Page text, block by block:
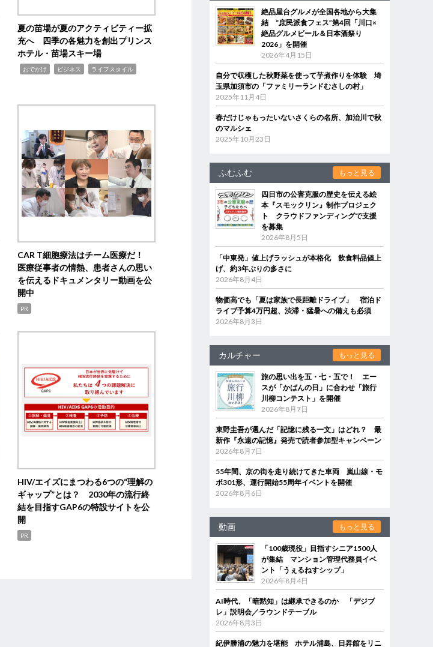
夏の苗場が夏のアクティビティー拡
充へ 四季の各魅力を創出プリンス
ホテル・苗場スキー場
おでかけ ビジネス ライフスタイル
CAR T細胞療法はチーム医療だ！
医療従事者の情熱、患者さんの思い
を伝えるドキュメンタリー動画を公
開中
PR
HIV/エイズにまつわる6つの“理解の
ギャップ”とは？ 2030年の流行終
結を目指すGAP6の特設サイトを公
開
PR
絶品屋台グルメが全国各地から大集
結 “庶民派食フェス”第4回「川口×
絶品グルメビール＆日本酒祭り
2026」を開催
2026年4月15日
自分で収穫した秋野菜を使って芋煮作りを体験 埼
玉県加須市の「ファミリーランドむさしの村」
2025年11月4日
春だけじゃもったいないさくらの名所、加治川で秋
のマルシェ
2025年10月23日
ふむふむ もっと見る
四日市の公害克服の歴史を伝える絵
本『スモックリン』制作プロジェク
ト クラウドファンディングで支援
を募集
2026年8月5日
「中東発」値上げラッシュが本格化 飲食料品値上
げ、約3年ぶりの多さに
2026年8月4日
物価高でも「夏は家族で長距離ドライブ」 宿泊ド
ライブ予算4万円超、渋滞・猛暑への備えも必須
2026年8月3日
カルチャー もっと見る
旅の思い出を五・七・五で！ エー
スが「かばんの日」に合わせ「旅行
川柳コンテスト」を開催
2026年8月7日
東野圭吾が選んだ「記憶に残る一文」はどれ？ 最
新作『永遠の記憶』発売で読者参加型キャンペーン
2026年8月7日
55年間、京の街を走り続けてきた車両 嵐山線・モ
ボ301形、運行開始55周年イベントを開催
2026年8月6日
動画 もっと見る
「100歳現役」目指すシニア1500人
が集結 マンション管理代務員イベ
ント「うぇるねすシップ」
2026年8月4日
AI時代、「暗黙知」は継承できるのか 「デジブ
レ」説明会／ラウンドテーブル
2026年8月3日
紀伊勝浦の魅力を堪能 ホテル浦島、日昇館をリニ